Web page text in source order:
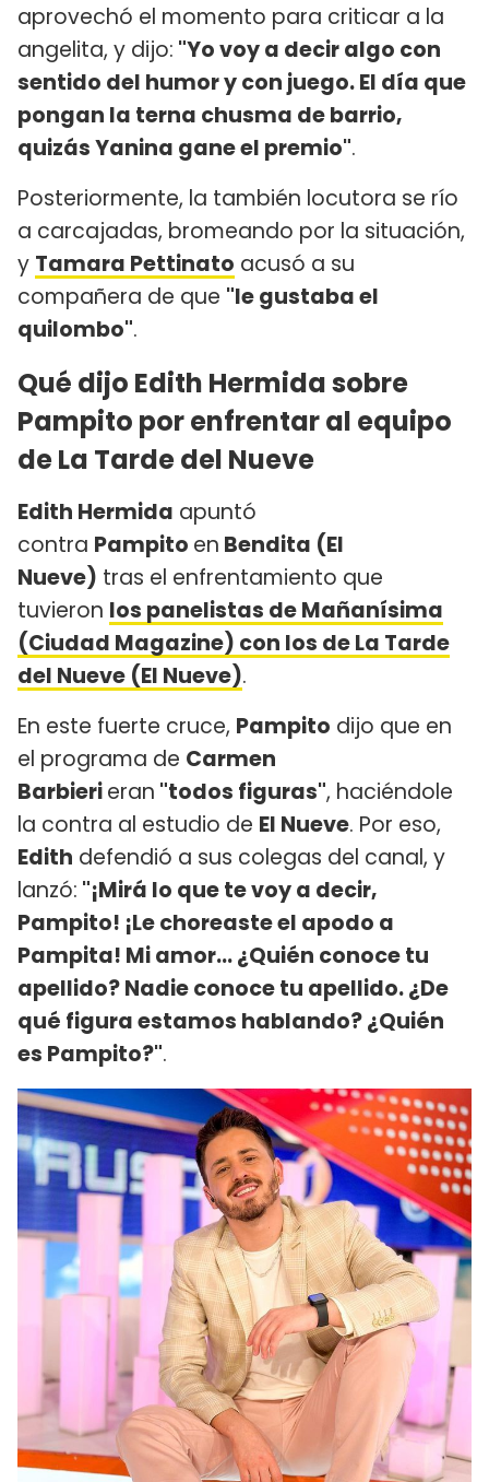
aprovechó el momento para criticar a la
angelita, y dijo: "Yo voy a decir algo con
sentido del humor y con juego. El día que
pongan la terna chusma de barrio,
quizás Yanina gane el premio".
Posteriormente, la también locutora se río
a carcajadas, bromeando por la situación,
y Tamara Pettinato acusó a su
compañera de que "le gustaba el
quilombo".
Qué dijo Edith Hermida sobre
Pampito por enfrentar al equipo
de La Tarde del Nueve
Edith Hermida apuntó
contra Pampito en Bendita (El
Nueve) tras el enfrentamiento que
tuvieron los panelistas de Mañanísima
(Ciudad Magazine) con los de La Tarde
del Nueve (El Nueve).
En este fuerte cruce, Pampito dijo que en
el programa de Carmen
Barbierieran "todos figuras", haciéndole
la contra al estudio de El Nueve. Por eso,
Edith defendió a sus colegas del canal, y
lanzó: "¡Mirá lo que te voy a decir,
Pampito! ¡Le choreaste el apodo a
Pampita! Mi amor... ¿Quién conoce tu
apellido? Nadie conoce tu apellido. ¿De
qué figura estamos hablando? ¿Quién
es Pampito?".